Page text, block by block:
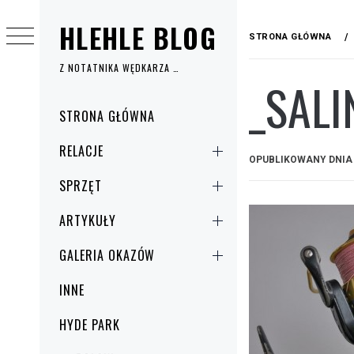
HLEHLE BLOG
Z NOTATNIKA WĘDKARZA …
główneSTRONA GŁÓWNA
RELACJE
SPRZĘT
ARTYKUŁY
GALERIA OKAZÓW
INNE
HYDE PARK
do
treści
STRONA GŁÓWNA
OPUBLIKOWANY DNIA